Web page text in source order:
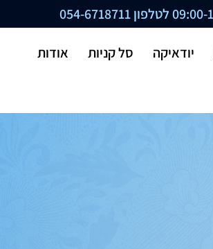
054-6718711
יודאיקה סל קניות
אודות